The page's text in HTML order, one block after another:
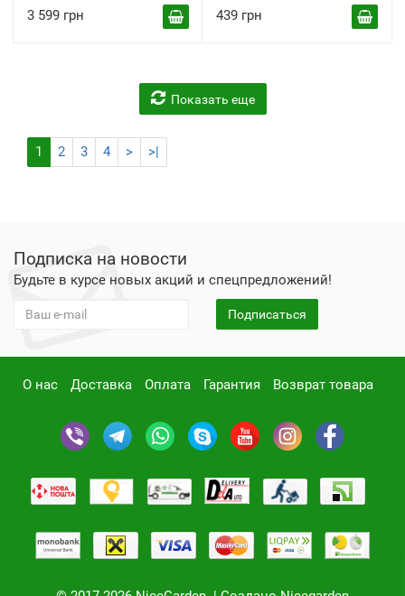
3 599 грн 439 грн
Показать еще
1 2 3 4 > >|
Подписка на новости
Будьте в курсе новых акций и спецпредложений!
Подписаться
О нас Доставка Оплата Гарантия Возврат товара